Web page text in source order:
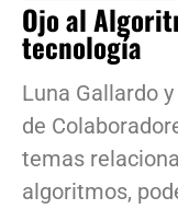
Ojo al
tecnología
Luna Gallardo
de
temas
algoritmos,